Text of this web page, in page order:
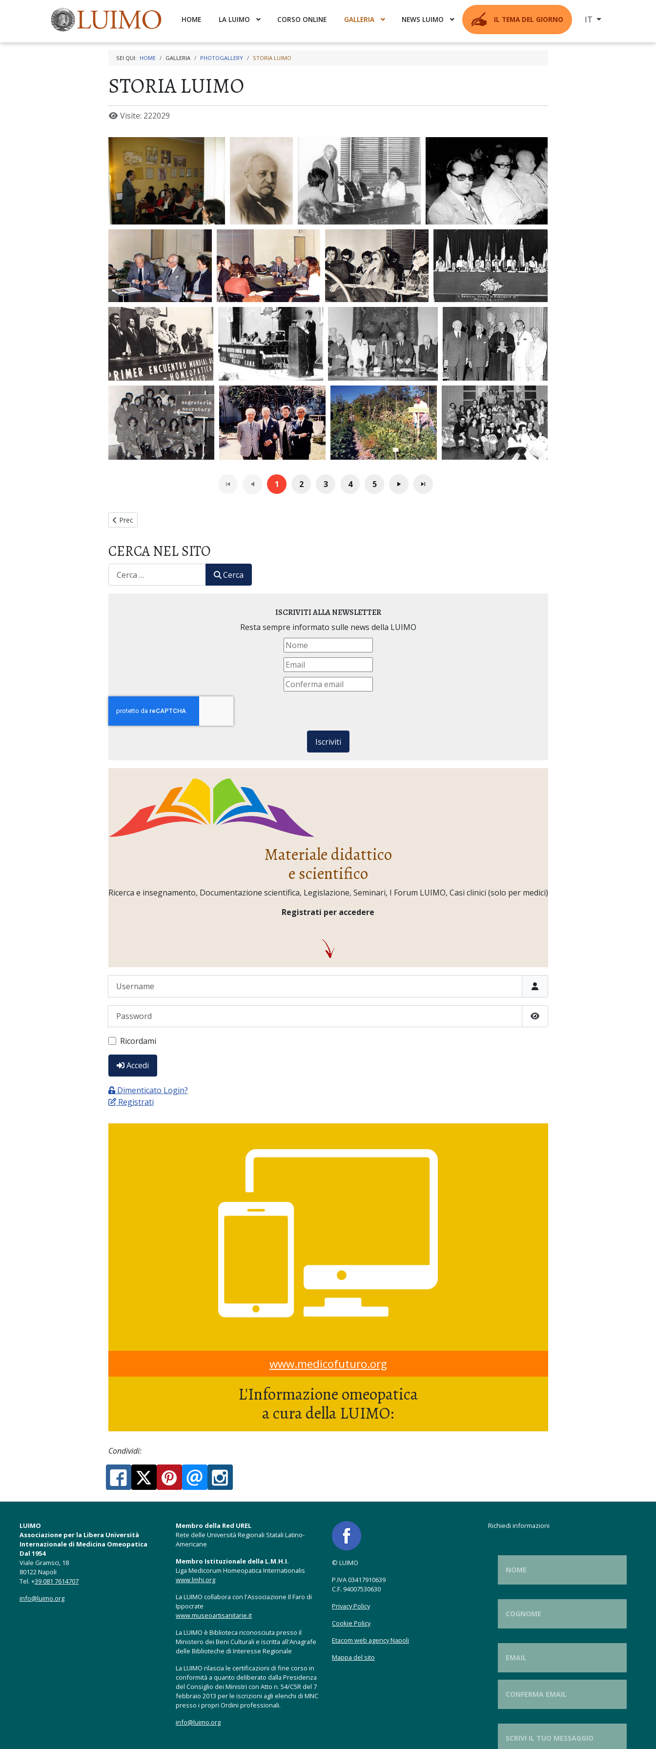
HOME LA LUIMO CORSO ONLINE GALLERIA NEWS LUIMO IL TEMA DEL GIORNO Seleziona la tua
IT
SEI QUI: HOME GALLERIA PHOTOGALLERY STORIA LUIMO
STORIA LUIMO
Visite: 222029
1 2 3 4 5
Articolo precedente: XXVIII Seminario Internazionale di Medicina Omeopatica
Prec
CERCA NEL SITO
Cerca
ISCRIVITI ALLA NEWSLETTER
Resta sempre informato sulle news della LUIMO
Iscriviti
Materiale didattico
e scientifico
Ricerca e insegnamento, Documentazione scientifica, Legislazione, Seminari, I Forum LUIMO, Casi clinici (solo per medici)
Registrati per accedere
Username
Password
Show Password
Ricordami
Accedi
Dimenticato Login?
Registrati
www.medicofuturo.org
L'Informazione omeopatica
a cura della LUIMO:
Condividi:
LUIMO
Associazione per la Libera Università
Internazionale di Medicina Omeopatica
Dal 1954
Viale Gramsci, 18
80122 Napoli
Tel. +39 081 7614707
info@luimo.org
Membro della Red UREL
Rete delle Università Regionali Statali Latino-
Americane
Membro Istituzionale della L.M.H.I.
Liga Medicorum Homeopatica Internationalis
www.lmhi.org
La LUIMO collabora con l'Associazione Il Faro di
Ippocrate
www.museoartisanitarie.it
La LUIMO è Biblioteca riconosciuta presso il
Ministero dei Beni Culturali e iscritta all'Anagrafe
delle Biblioteche di Interesse Regionale
La LUIMO rilascia le certificazioni di fine corso in
conformità a quanto deliberato dalla Presidenza
del Consiglio dei Ministri con Atto n. 54/C5R del 7
febbraio 2013 per le iscrizioni agli elenchi di MNC
presso i propri Ordini professionali.
info@luimo.org
© LUIMO
P.IVA 03417910639
C.F. 94007530630
Privacy Policy
Cookie Policy
Etacom web agency Napoli
Mappa del sito
Richiedi informazioni